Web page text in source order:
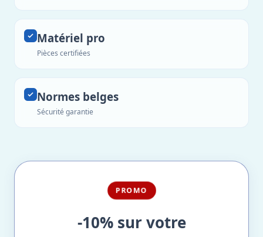
Matériel pro
Pièces certifiées
Normes belges
Sécurité garantie
PROMO
-10% sur votre